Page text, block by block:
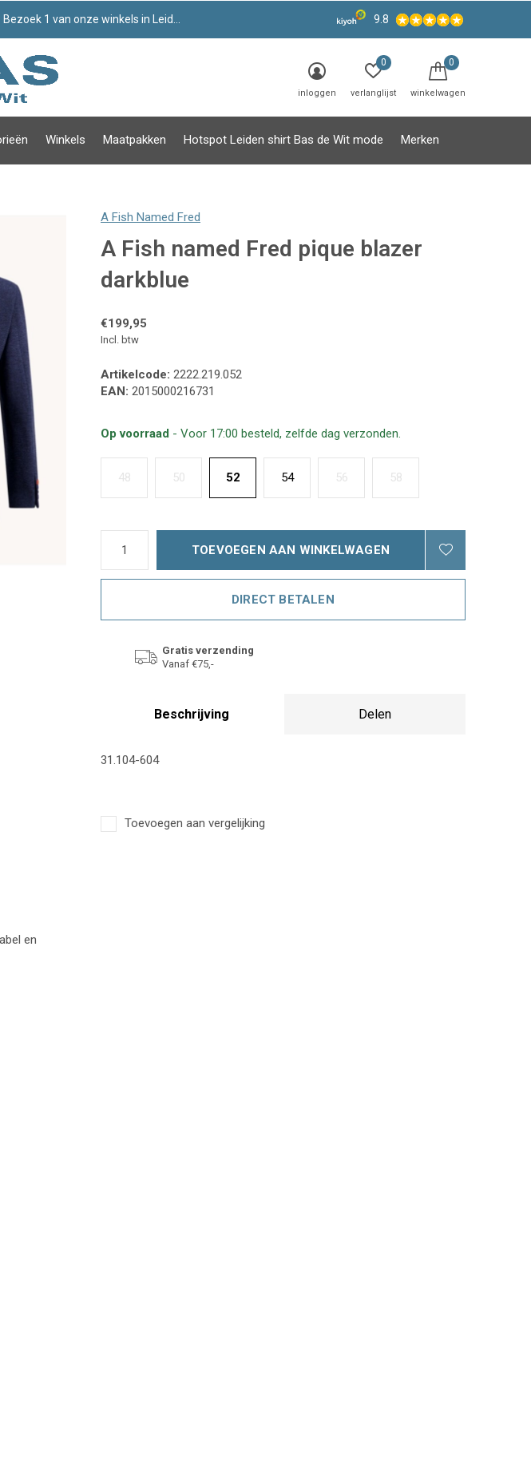
Winkels Maatpakken Hotspot Leiden shirt Bas de Wit mode Merken
inloggen verlanglijst
0
winkelwagen
0
Bezoek 1 van onze winkels in Leiden! 9.8
A Fish Named Fred
A Fish named Fred pique blazer
darkblue
€199,95
Incl. btw
Artikelcode: 2222.219.052
EAN: 2015000216731
Op voorraad - Voor 17:00 besteld, zelfde dag verzonden.
48 50 52 54 56 58
TOEVOEGEN AAN WINKELWAGEN
DIRECT BETALEN
Gratis verzending
Vanaf €75,-
Beschrijving Delen
31.104-604
Toevoegen aan vergelijking
en